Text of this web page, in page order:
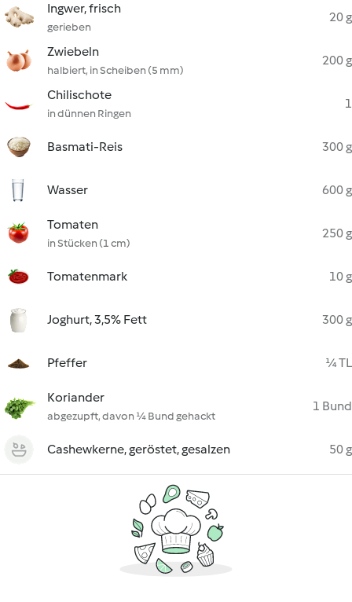
Ingwer, frisch
gerieben
20 g
Zwiebeln
halbiert, in Scheiben (5 mm)
200 g
Chilischote
in dünnen Ringen
1
Basmati-Reis 300 g
Wasser 600 g
Tomaten
in Stücken (1 cm)
250 g
Tomatenmark 10 g
Joghurt, 3,5% Fett 300 g
Pfeffer ¼ TL
Koriander
abgezupft, davon ¼ Bund gehackt
1 Bund
Cashewkerne, geröstet, gesalzen 50 g